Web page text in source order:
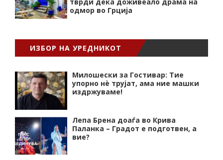
одмор во Грција
ИЗБОР НА УРЕДНИКОТ
Милошески за Гостивар: Тие
упорно нѐ трујат, ама ние машки
издржуваме!
Лепа Брена доаѓа во Крива
Паланка – Градот е подготвен, а
вие?